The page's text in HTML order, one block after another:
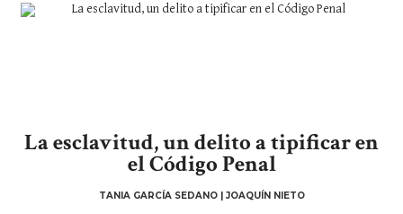
La esclavitud, un delito a tipificar en
el Código Penal
TANIA GARCÍA SEDANO | JOAQUÍN NIETO